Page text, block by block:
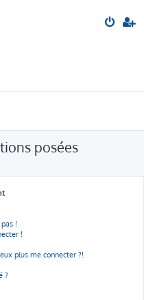
posées
!
!
plus me connecter ?!
?